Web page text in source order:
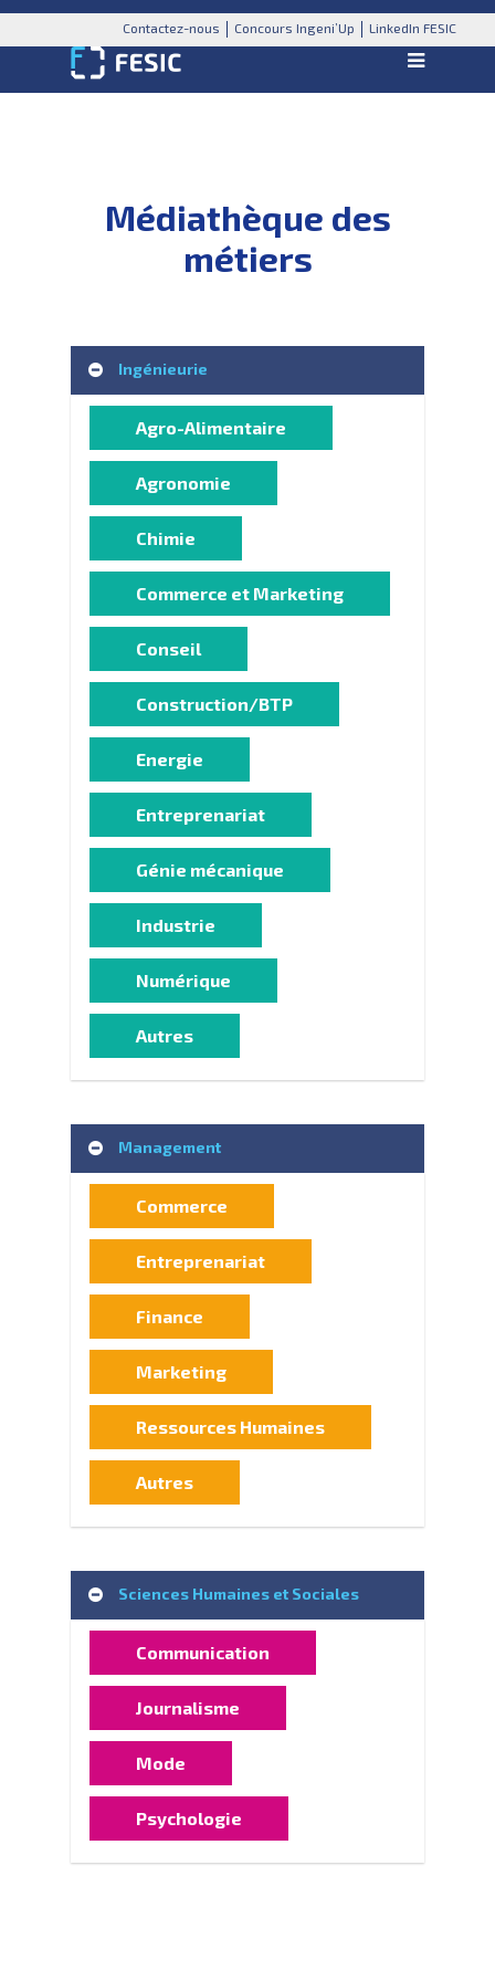
Contactez-nous Concours Ingeni’Up LinkedIn FESIC
Médiathèque des
métiers
Ingénieurie
Agro-Alimentaire
Agronomie
Chimie
Commerce et Marketing
Conseil
Construction/BTP
Energie
Entreprenariat
Génie mécanique
Industrie
Numérique
Autres
Management
Commerce
Entreprenariat
Finance
Marketing
Ressources Humaines
Autres
Sciences Humaines et Sociales
Communication
Journalisme
Mode
Psychologie